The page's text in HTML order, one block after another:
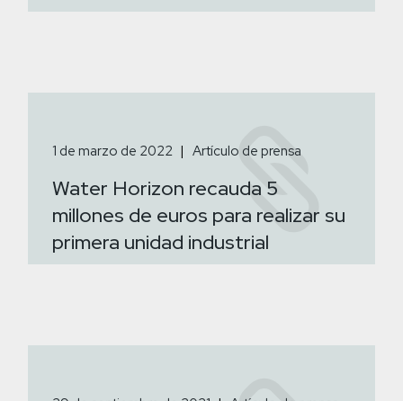
1 de marzo de 2022 Artículo de prensa
Water Horizon recauda 5
millones de euros para realizar su
primera unidad industrial